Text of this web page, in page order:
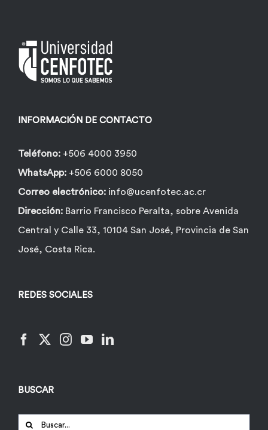
INFORMACIÓN DE CONTACTO
Teléfono: +506 4000 3950
WhatsApp: +506 6000 8050
Correo electrónico: info@ucenfotec.ac.cr
Dirección: Barrio Francisco Peralta, sobre Avenida
Central y Calle 33, 10104 San José, Provincia de San
José, Costa Rica.
REDES SOCIALES
BUSCAR
Buscar: